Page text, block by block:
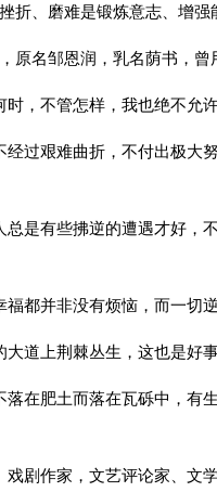
、磨难是锻炼意志、增强
名邹恩润，乳名荫书，曾
，不管怎样，我也绝不允
过艰难曲折，不付出极大
有些拂逆的遭遇才好，不
都并非没有烦恼，而一切
道上荆棘丛生，这也是好
在肥土而落在瓦砾中，有
剧作家，文艺评论家、文